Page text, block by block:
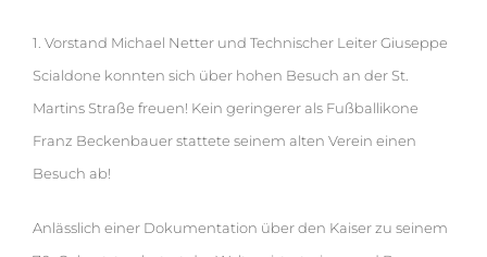
1. Vorstand Michael Netter und Technischer Leiter Giuseppe
Scialdone konnten sich über hohen Besuch an der St.
Martins Straße freuen! Kein geringerer als Fußballikone
Franz Beckenbauer stattete seinem alten Verein einen
Besuch ab!
Anlässlich einer Dokumentation über den Kaiser zu seinem